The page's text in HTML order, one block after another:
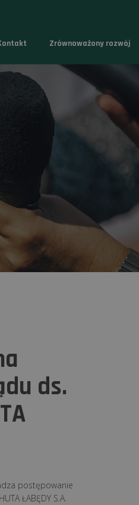
Zrównoważony rozwój
ds.
postępowanie
ŁABĘDY S.A.